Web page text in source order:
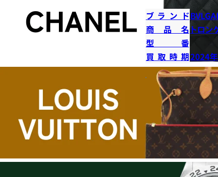
ブランド
商品名トロン
型番
買取時期2024